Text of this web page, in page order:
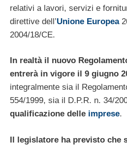
relativi a lavori, servizi e
direttive dell’Unione Europea
2004/18/CE.
In realtà il nuovo
entrerà in vigore il 9 giugno
integralmente sia il
554/1999, sia il D.P.R. n. 34/
qualificazione delle imprese.
Il legislatore ha previsto che